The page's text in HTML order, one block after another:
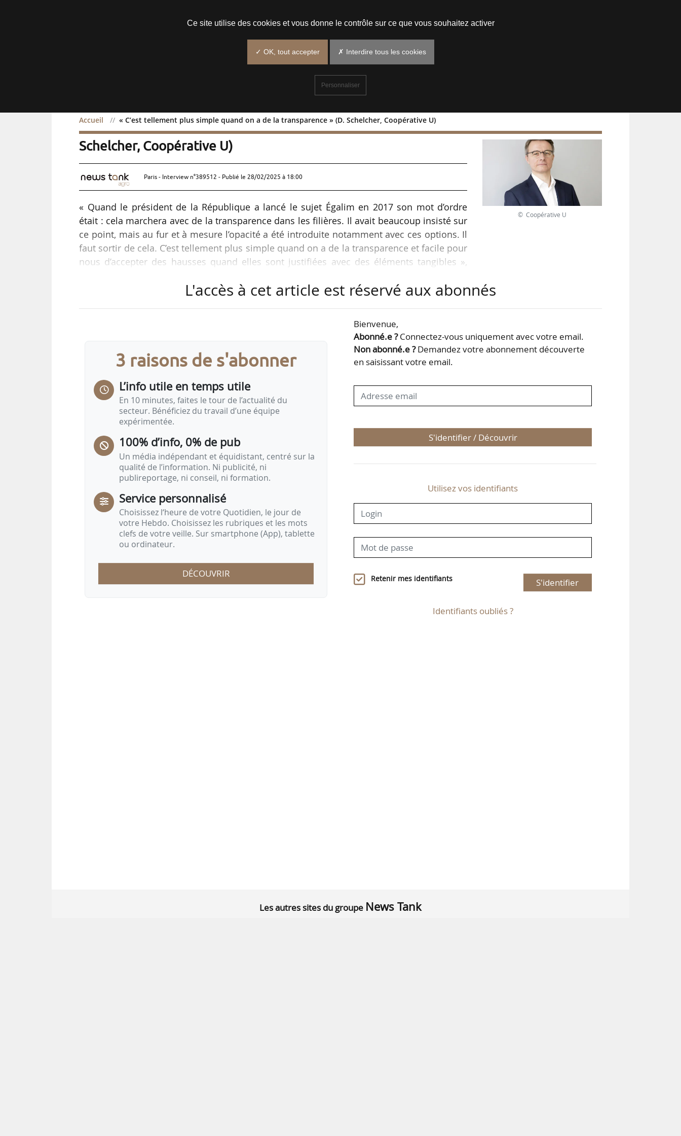
Accueil « C’est tellement plus simple quand on a de la transparence » (D. Schelcher, Coopérative U)
« C’est tellement plus simple quand on a de la transparence » (D.
Schelcher, Coopérative U)
Paris - Interview n°389512 - Publié le 28/02/2025 à 18:00
« Quand le président de la République a lancé le sujet Égalim en 2017 son mot d’ordre
était : cela marchera avec de la transparence dans les filières. Il avait beaucoup insisté sur
ce point, mais au fur et à mesure l’opacité a été introduite notamment avec ces options. Il
faut sortir de cela. C’est tellement plus simple quand on a de la transparence et facile pour
nous d’accepter des hausses quand elles sont justifiées avec des éléments tangibles »,
ambiance de nouveau complexe, alors que le Salon international de l’agriculture a remis
sur le devant de la scène les difficultés du monde agricole, le dirigeant de…
© Coopérative U
L'accès à cet article est réservé aux abonnés
3 raisons de s'abonner
L’info utile en temps utile
En 10 minutes, faites le tour de l’actualité du
secteur. Bénéficiez du travail d’une équipe
expérimentée.
100% d’info, 0% de pub
Un média indépendant et équidistant, centré sur la
qualité de l’information. Ni publicité, ni
publireportage, ni conseil, ni formation.
Service personnalisé
Choisissez l‘heure de votre Quotidien, le jour de
votre Hebdo. Choisissez les rubriques et les mots
clefs de votre veille. Sur smartphone (App), tablette
ou ordinateur.
DÉCOUVRIR
Bienvenue,
Abonné.e ?Connectez-vous uniquement avec votre email.
Non abonné.e ?Demandez votre abonnement découverte
en saisissant votre email.
S'identifier / Découvrir
Utilisez vos identifiants
Retenir mes identifiants S'identifier
Identifiants oubliés ?
Les autres sites du groupe News Tank
Ce site utilise des cookies et vous donne le contrôle sur ce que vous souhaitez activer
✓ OK, tout accepter ✗ Interdire tous les cookies
Personnaliser